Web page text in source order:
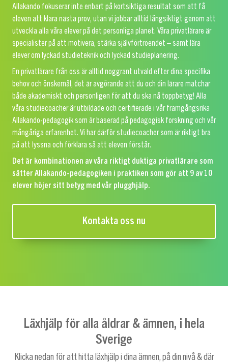
Allakando fokuserar inte enbart på kortsiktiga resultat som att få
eleven att klara nästa prov, utan vi jobbar alltid långsiktigt genom att
utveckla alla våra elever på det personliga planet. Våra privatlärare är
specialister på att motivera, stärka självförtroendet – samt lära
elever om lyckad studieteknik och lyckad studieplanering.
En privatlärare från oss är alltid noggrant utvald efter dina specifika
behov och önskemål, det är avgörande att du och din lärare matchar
både akademiskt och personligen för att du ska nå toppbetyg! Alla
våra studiecoacher är utbildade och certifierade i vår framgångsrika
Allakando-pedagogik som är baserad på pedagogisk forskning och vår
mångåriga erfarenhet. Vi har därför studiecoacher som är riktigt bra
på att lyssna och förklara så att eleven förstår.
Det är kombinationen av våra riktigt duktiga privatlärare som
sätter Allakando-pedagogiken i praktiken som gör att 9 av 10
elever höjer sitt betyg med vår plugghjälp.
Kontakta oss nu
Läxhjälp för alla åldrar & ämnen, i hela
Sverige
Klicka nedan för att hitta läxhjälp i dina ämnen, på din nivå & där